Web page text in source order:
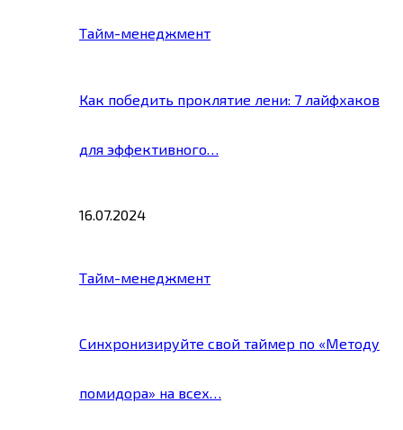
Тайм-менеджмент
Как победить проклятие лени: 7 лайфхаков
для эффективного…
16.07.2024
Тайм-менеджмент
Синхронизируйте свой таймер по «Методу
помидора» на всех…